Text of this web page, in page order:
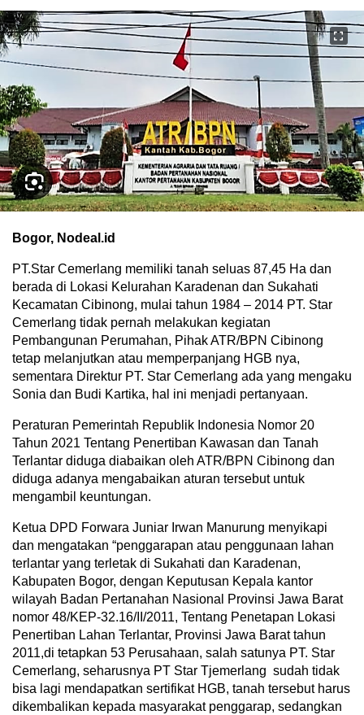
Bogor, Nodeal.id
PT.Star Cemerlang memiliki tanah seluas 87,45 Ha dan
berada di Lokasi Kelurahan Karadenan dan Sukahati
Kecamatan Cibinong, mulai tahun 1984 – 2014 PT. Star
Cemerlang tidak pernah melakukan kegiatan
Pembangunan Perumahan, Pihak ATR/BPN Cibinong
tetap melanjutkan atau memperpanjang HGB nya,
sementara Direktur PT. Star Cemerlang ada yang mengaku
Sonia dan Budi Kartika, hal ini menjadi pertanyaan.
Peraturan Pemerintah Republik Indonesia Nomor 20
Tahun 2021 Tentang Penertiban Kawasan dan Tanah
Terlantar diduga diabaikan oleh ATR/BPN Cibinong dan
diduga adanya mengabaikan aturan tersebut untuk
mengambil keuntungan.
Ketua DPD Forwara Juniar Irwan Manurung menyikapi
dan mengatakan “penggarapan atau penggunaan lahan
terlantar yang terletak di Sukahati dan Karadenan,
Kabupaten Bogor, dengan Keputusan Kepala kantor
wilayah Badan Pertanahan Nasional Provinsi Jawa Barat
nomor 48/KEP-32.16/II/2011, Tentang Penetapan Lokasi
Penertiban Lahan Terlantar, Provinsi Jawa Barat tahun
2011,di tetapkan 53 Perusahaan, salah satunya PT. Star
Cemerlang, seharusnya PT Star Tjemerlang sudah tidak
bisa lagi mendapatkan sertifikat HGB, tanah tersebut harus
dikembalikan kepada masyarakat penggarap, sedangkan